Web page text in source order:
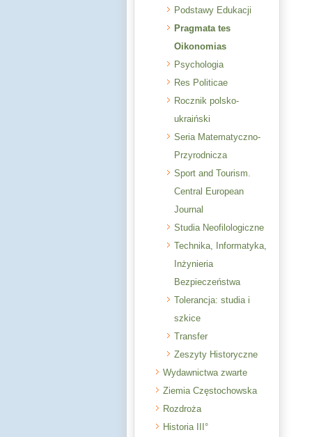
Podstawy Edukacji
Pragmata tes
Oikonomias
Psychologia
Res Politicae
Rocznik polsko-
ukraiński
Seria Matematyczno-
Przyrodnicza
Sport and Tourism.
Central European
Journal
Studia Neofilologiczne
Technika, Informatyka,
Inżynieria
Bezpieczeństwa
Tolerancja: studia i
szkice
Transfer
Zeszyty Historyczne
Wydawnictwa zwarte
Ziemia Częstochowska
Rozdroża
Historia III°